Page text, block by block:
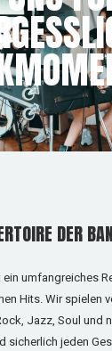
DER
umfangreiches
Hits. Wir spielen
Jazz, Soul und
sicherlich jeden